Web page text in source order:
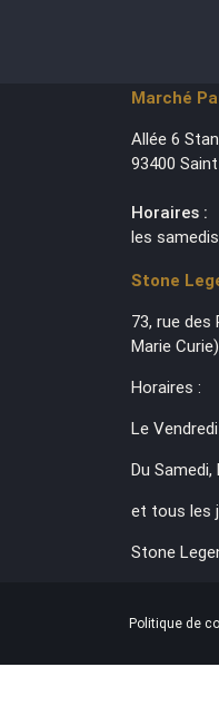
Marché
Allée 6
93400
Horaires :
les
Stone
73, rue des
Marie
Horaires :
Le
Du
et tous les
Stone
Politique de